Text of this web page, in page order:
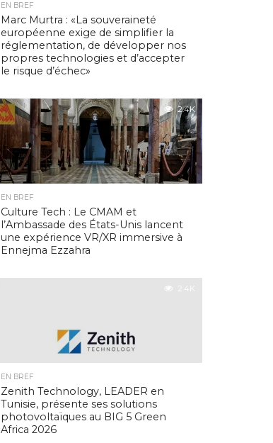
EN BREF
Marc Murtra : «La souveraineté
européenne exige de simplifier la
réglementation, de développer nos
propres technologies et d’accepter
le risque d’échec»
2.4K
EN BREF
Culture Tech : Le CMAM et
l’Ambassade des États-Unis lancent
une expérience VR/XR immersive à
Ennejma Ezzahra
2.4K
EN BREF
Zenith Technology, LEADER en
Tunisie, présente ses solutions
photovoltaïques au BIG 5 Green
Africa 2026